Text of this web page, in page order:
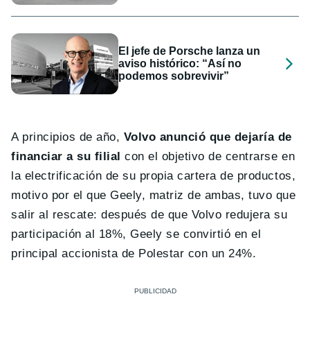
El jefe de Porsche lanza un
aviso histórico: “Así no
podemos sobrevivir”
A principios de año, Volvo anunció que dejaría de
financiar a su filial con el objetivo de centrarse en
la electrificación de su propia cartera de productos,
motivo por el que Geely, matriz de ambas, tuvo que
salir al rescate: después de que Volvo redujera su
participación al 18%, Geely se convirtió en el
principal accionista de Polestar con un 24%.